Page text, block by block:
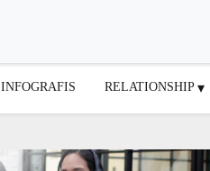
INFOGRAFIS RELATIONSHIP